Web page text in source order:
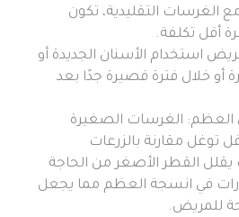
الغرسات التقليدية، تكون
أقل تكلفة.
استخدام الأسنان الجديدة أو
أو خلال فترة قصيرة جدًا بعد
العظم: الغرسات الصغيرة
توغل مقارنة بالزرعات
يقلل القطر الأصغر من الحاجة
في انسجة العظم مما يجعل
للمريض.